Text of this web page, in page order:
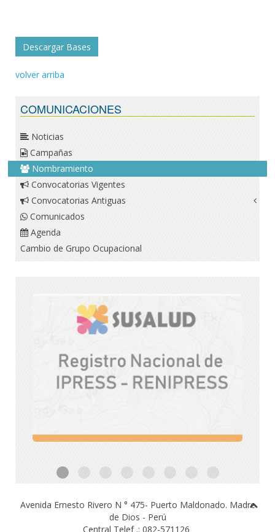
Descargar Bases
volver arriba
COMUNICACIONES
Noticias
Campañas
Nombramiento
Convocatorias Vigentes
Convocatorias Antiguas
Comunicados
Agenda
Cambio de Grupo Ocupacional
Avenida Ernesto Rivero N ° 475- Puerto Maldonado. Madre
de Dios - Perú
Central Telef .: 082-571126